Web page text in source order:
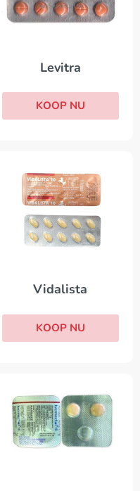
Levitra
KOOP NU
Vidalista
KOOP NU